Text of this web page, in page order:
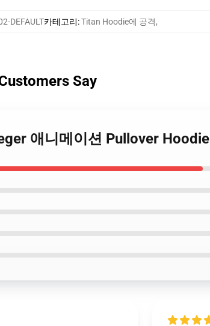
DEFAULT카테고리:Titan Hoodie에 공격,
Say
애니메이션 Pullover Hoodie